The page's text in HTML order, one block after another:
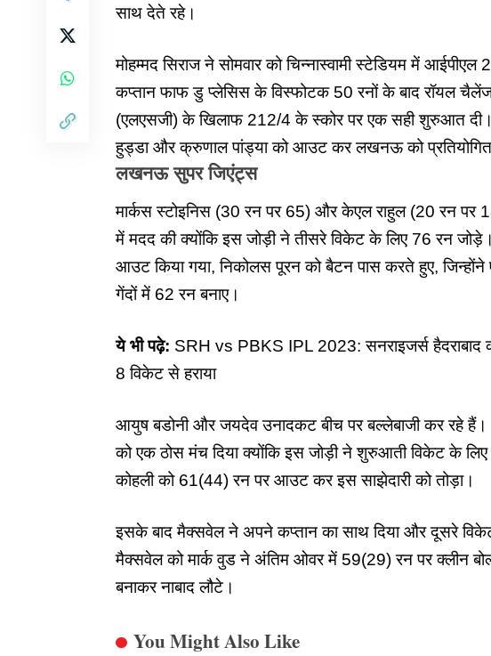
साथ देते रहे।
मोहम्मद सिराज ने सोमवार को चिन्नास्वामी स्टेडियम में
कप्तान फाफ डु प्लेसिस के विस्फोटक 50 रनों के बादरॉयल
(एलएसजी) के खिलाफ 212/4 के स्कोर पर एक सही शुरुआत
हुड्डा और क्रुणाल पांड्या को आउट कर लखनऊ को
लखनऊ सुपर जिएंट्स
मार्कस स्टोइनिस (30 रन पर 65) और केएल राहुल (20 रन पर
में मदद की क्योंकि इस जोड़ी ने तीसरे विकेट के लिए 76 रन जोड़े।
आउट किया गया, निकोलस पूरन को बैटन पास करते हुए,
गेंदों में 62 रन बनाए।
ये भी पढ़े: SRH vs PBKS IPL 2023: सनराइजर्स हैदराबाद
8 विकेट से हराया
आयुष बडोनी और जयदेव उनादकट बीच पर बल्लेबाजी कर रहे
को एक ठोस मंच दिया क्योंकि इस जोड़ी ने शुरुआती विकेट के
कोहली को 61(44) रन पर आउट कर इस साझेदारी को तोड़ा।
इसके बाद मैक्सवेल ने अपने कप्तान का साथ दिया और दूसरे
मैक्सवेल को मार्क वुड ने अंतिम ओवर में 59(29) रन पर क्लीन
बनाकर नाबाद लौटे।
You Might Also Like